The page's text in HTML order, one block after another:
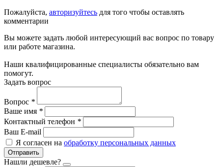
Пожалуйста, авторизуйтесь для того чтобы оставлять
комментарии
Вы можете задать любой интересующий вас вопрос по товару
или работе магазина.
Наши квалифицированные специалисты обязательно вам
помогут.
Задать вопрос
Вопрос *
Ваше имя *
Контактный телефон *
Ваш E-mail
Я согласен на обработку персональных данных
Отправить
Нашли дешевле?